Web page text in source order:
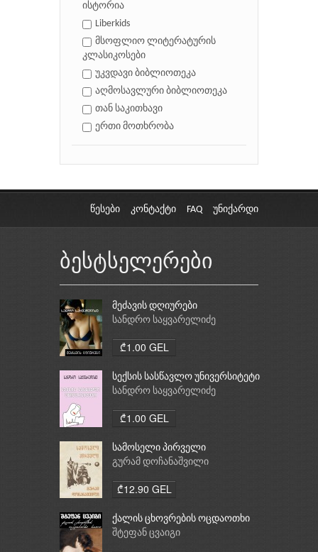
ისტორია
Liberkids
მსოფლიო ლიტერატურის
კლასიკოსები
უკვდავი ბიბლიოთეკა
აღმოსავლური ბიბლიოთეკა
თან საკითხავი
ერთი მოთხრობა
წესები კონტაქტი FAQ უნიქარდი
ბესტსელერები
მეძავის დღიურები
სანდრო საყვარელიძე
₾1.00 GEL
სექსის სასწავლო უნივერსიტეტი
სანდრო საყვარელიძე
₾1.00 GEL
სამოსელი პირველი
გურამ დოჩანაშვილი
₾12.90 GEL
ქალის ცხოვრების ოცდაოთხი
საათი
შტეფან ცვაიგი